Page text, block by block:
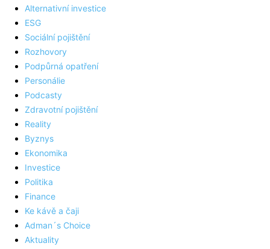
Alternativní investice
ESG
Sociální pojištění
Rozhovory
Podpůrná opatření
Personálie
Podcasty
Zdravotní pojištění
Reality
Byznys
Ekonomika
Investice
Politika
Finance
Ke kávě a čaji
Adman´s Choice
Aktuality